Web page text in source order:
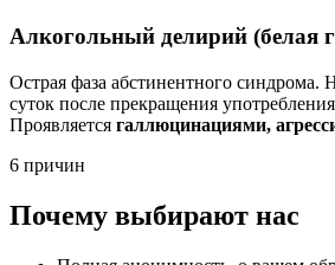
Алкогольный делирий (белая
Острая фаза абстинентного синдрома.
суток после прекращения
Проявляется галлюцинациями,
6 причин
Почему выбирают нас